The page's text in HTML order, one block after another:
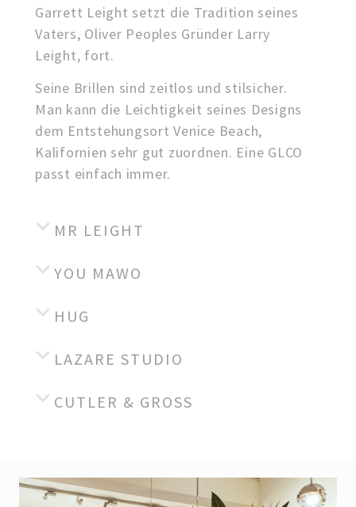
Garrett Leight setzt die Tradition seines
Vaters, Oliver Peoples Gründer Larry
Leight, fort.
Seine Brillen sind zeitlos und stilsicher.
Man kann die Leichtigkeit seines Designs
dem Entstehungsort Venice Beach,
Kalifornien sehr gut zuordnen. Eine GLCO
passt einfach immer.
MR LEIGHT
YOU MAWO
HUG
LAZARE STUDIO
CUTLER & GROSS